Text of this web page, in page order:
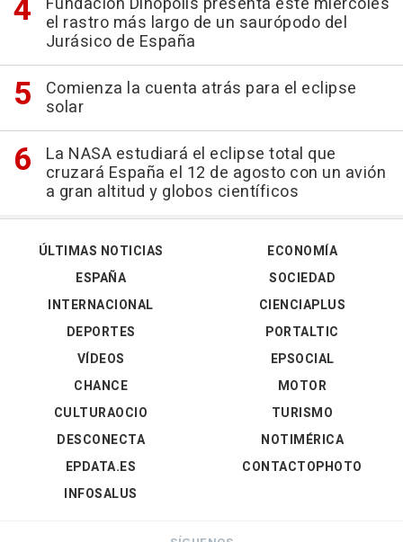
el rastro más largo de un saurópodo del
Jurásico de España
Comienza la cuenta atrás para el eclipse
solar
La NASA estudiará el eclipse total que
cruzará España el 12 de agosto con un avión
a gran altitud y globos científicos
ÚLTIMAS NOTICIAS
ESPAÑA
INTERNACIONAL
DEPORTES
VÍDEOS
ECONOMÍA
SOCIEDAD
CIENCIAPLUS
PORTALTIC
EPSOCIAL
CHANCE
CULTURAOCIO
DESCONECTA
EPDATA.ES
INFOSALUS
MOTOR
TURISMO
NOTIMÉRICA
CONTACTOPHOTO